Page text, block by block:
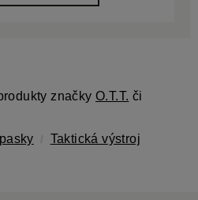
značky O.T.T. či
Taktická výstroj